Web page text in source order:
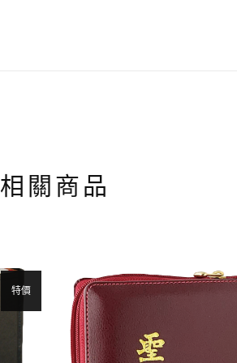
相關商品
特價